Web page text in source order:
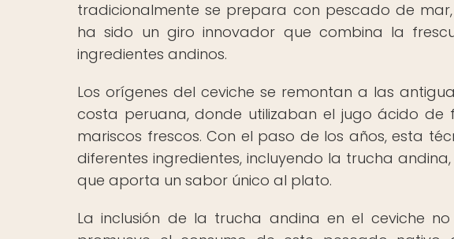
tradicionalmente se prepara con pescado de
ha sido un giro innovador que combina la
ingredientes andinos.
Los orígenes del ceviche se remontan a las
costa peruana, donde utilizaban el jugo ácido
mariscos frescos. Con el paso de los años, esta
diferentes ingredientes, incluyendo la trucha
que aporta un sabor único al plato.
La inclusión de la trucha andina en el ceviche